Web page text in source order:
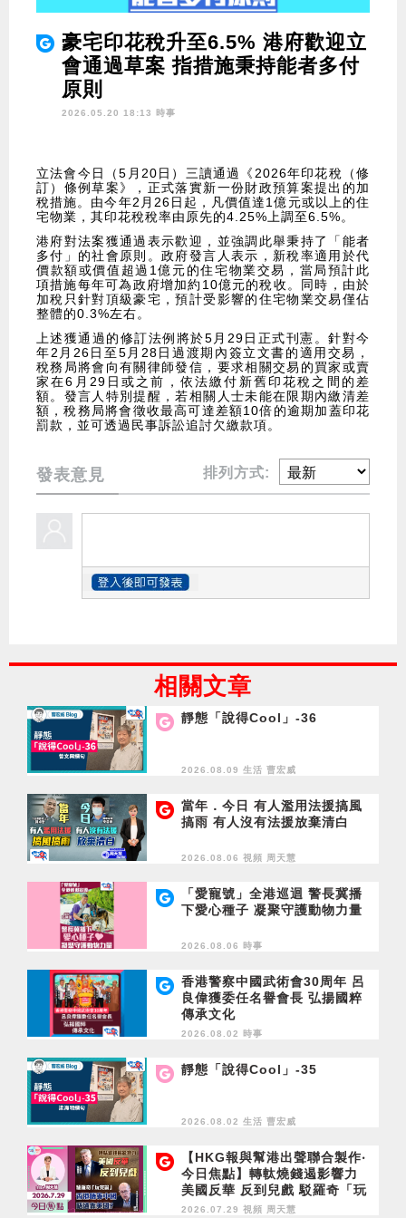
豪宅印花稅升至6.5% 港府歡迎立
會通過草案 指措施秉持能者多付
原則
2026.05.20 18:13 時事
立法會今日（5月20日）三讀通過《2026年印花稅（修
訂）條例草案》，正式落實新一份財政預算案提出的加
稅措施。由今年2月26日起，凡價值達1億元或以上的住
宅物業，其印花稅稅率由原先的4.25%上調至6.5%。
港府對法案獲通過表示歡迎，並強調此舉秉持了「能者
多付」的社會原則。政府發言人表示，新稅率適用於代
價款額或價值超過1億元的住宅物業交易，當局預計此
項措施每年可為政府增加約10億元的稅收。同時，由於
加稅只針對頂級豪宅，預計受影響的住宅物業交易僅佔
整體的0.3%左右。
上述獲通過的修訂法例將於5月29日正式刊憲。針對今
年2月26日至5月28日過渡期內簽立文書的適用交易，
稅務局將會向有關律師發信，要求相關交易的買家或賣
家在6月29日或之前，依法繳付新舊印花稅之間的差
額。發言人特別提醒，若相關人士未能在限期內繳清差
額，稅務局將會徵收最高可達差額10倍的逾期加蓋印花
罰款，並可透過民事訴訟追討欠繳款項。
發表意見 排列方式:
相關文章
靜態「說得Cool」-36
2026.08.09 生活 曹宏威
當年．今日 有人濫用法援搞風
搞雨 有人沒有法援放棄清白
2026.08.06 視頻 周天慧
「愛寵號」全港巡迴 警長冀播
下愛心種子 凝聚守護動物力量
2026.08.06 時事
香港警察中國武術會30周年 呂
良偉獲委任名譽會長 弘揚國粹
傳承文化
2026.08.02 時事
靜態「說得Cool」-35
2026.08.02 生活 曹宏威
【HKG報與幫港出聲聯合製作‧
今日焦點】轉軚燒錢遏影響力
美國反華 反到兒戲 駁羅奇「玩
完論」 香港唔靠中國 唔通靠美
2026.07.29 視頻 周天慧